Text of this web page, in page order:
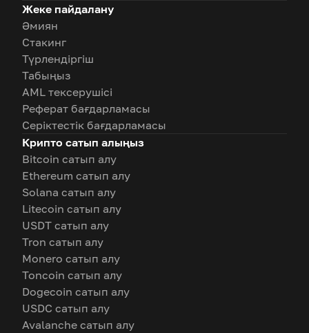
Жеке пайдалану
Әмиян
Стакинг
Түрлендіргіш
Табыңыз
AML тексерушісі
Реферат бағдарламасы
Серіктестік бағдарламасы
Крипто сатып алыңыз
Bitcoin сатып алу
Ethereum сатып алу
Solana сатып алу
Litecoin сатып алу
USDT сатып алу
Tron сатып алу
Monero сатып алу
Toncoin сатып алу
Dogecoin сатып алу
USDC сатып алу
Avalanche сатып алу